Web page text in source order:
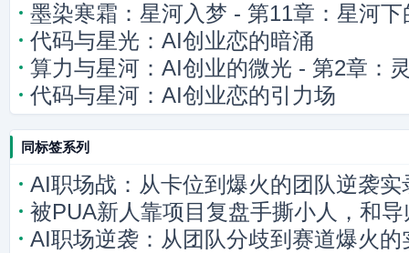
墨染寒霜：星河入梦 - 第11章：星河下
代码与星光：AI创业恋的暗涌
算力与星河：AI创业的微光 - 第2章：
代码与星河：AI创业恋的引力场
同标签系列
AI职场战：从卡位到爆火的团队逆袭实
被PUA新人靠项目复盘手撕小人，和
AI职场逆袭：从团队分歧到赛道爆火的